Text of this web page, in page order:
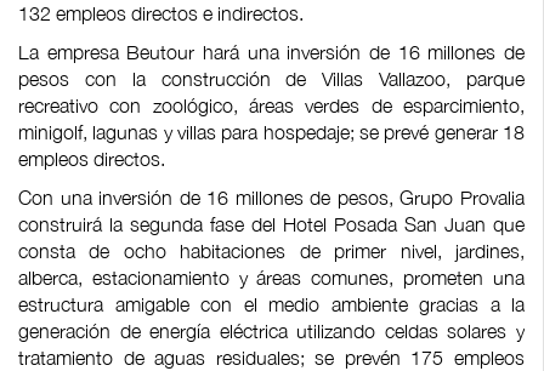
132 empleos directos e indirectos.
La empresa Beutour hará una inversión de 16 millones de
pesos con la construcción de Villas Vallazoo, parque
recreativo con zoológico, áreas verdes de esparcimiento,
minigolf, lagunas y villas para hospedaje; se prevé generar 18
empleos directos.
Con una inversión de 16 millones de pesos, Grupo Provalia
construirá la segunda fase del Hotel Posada San Juan que
consta de ocho habitaciones de primer nivel, jardines,
alberca, estacionamiento y áreas comunes, prometen una
estructura amigable con el medio ambiente gracias a la
generación de energía eléctrica utilizando celdas solares y
tratamiento de aguas residuales; se prevén 175 empleos